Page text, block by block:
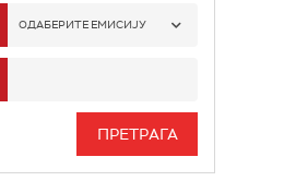
РТС 1
РТС 3
ОДАБЕРИТЕ ЕМИСИЈУ
ИНФО